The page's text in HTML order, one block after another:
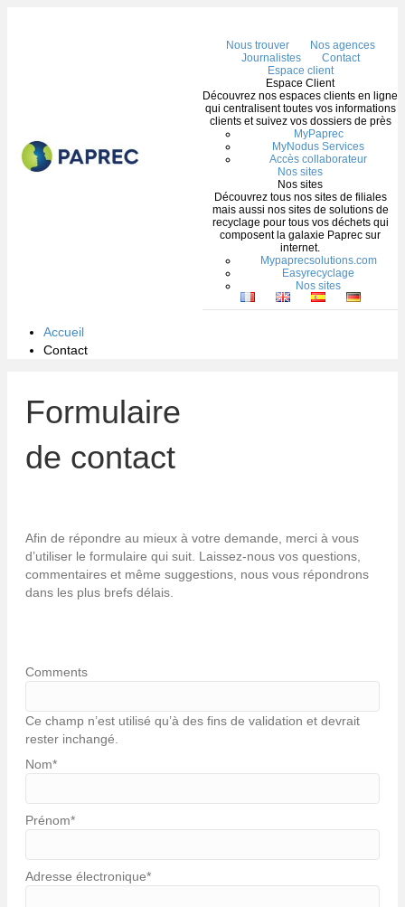
Nous trouver
Nos agences
Journalistes
Contact
Espace client
Espace Client
Découvrez nos espaces clients en ligne
qui centralisent toutes vos informations
clients et suivez vos dossiers de près
MyPaprec
MyNodus Services
Accès collaborateur
Nos sites
Nos sites
Découvrez tous nos sites de filiales
mais aussi nos sites de solutions de
recyclage pour tous vos déchets qui
composent la galaxie Paprec sur
internet.
Mypaprecsolutions.com
Easyrecyclage
Nos sites
Accueil
Contact
Formulaire
de contact
Afin de répondre au mieux à votre demande, merci à vous
d’utiliser le formulaire qui suit. Laissez-nous vos questions,
commentaires et même suggestions, nous vous répondrons
dans les plus brefs délais.
Comments
Ce champ n’est utilisé qu’à des fins de validation et devrait
rester inchangé.
Nom*
Prénom*
Adresse électronique*